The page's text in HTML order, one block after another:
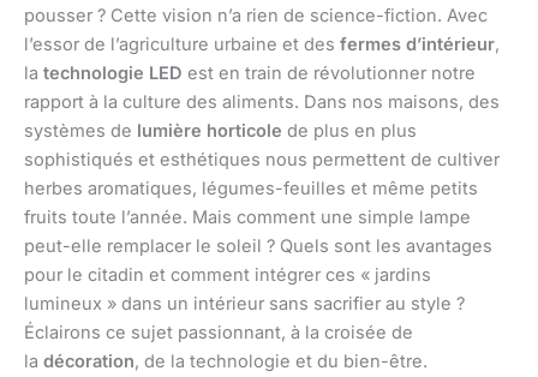
pousser ? Cette vision n’a rien de science-fiction. Avec
l’essor de l’agriculture urbaine et des fermes d’intérieur,
la technologie LED est en train de révolutionner notre
rapport à la culture des aliments. Dans nos maisons, des
systèmes de lumière horticole de plus en plus
sophistiqués et esthétiques nous permettent de cultiver
herbes aromatiques, légumes-feuilles et même petits
fruits toute l’année. Mais comment une simple lampe
peut-elle remplacer le soleil ? Quels sont les avantages
pour le citadin et comment intégrer ces « jardins
lumineux » dans un intérieur sans sacrifier au style ?
Éclairons ce sujet passionnant, à la croisée de
la décoration, de la technologie et du bien-être.